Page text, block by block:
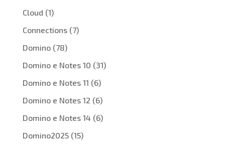
Cloud (1)
Connections(7)
Domino(78)
Domino e Notes 10 (31)
Domino e Notes 11 (6)
Domino e Notes 12 (6)
Domino e Notes 14 (6)
Domino2025(15)